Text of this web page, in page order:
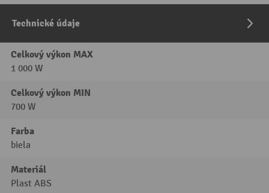
Technické údaje
Celkový výkon MAX
1 000 W
Celkový výkon MIN
700 W
Farba
biela
Materiál
Plast ABS